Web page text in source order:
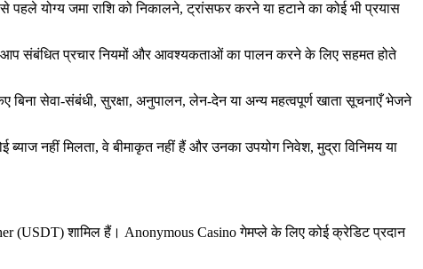
योग्य जमा राशि को निकालने, ट्रांसफर करने या हटाने का कोई भी प्रयास
आप संबंधित प्रचार नियमों और आवश्यकताओं का पालन करने के लिए सहमत होते
बिना सेवा-संबंधी, सुरक्षा, अनुपालन, लेन-देन या अन्य महत्वपूर्ण खाता सूचनाएँ भेजने
नहीं मिलता, वे बीमाकृत नहीं हैं और उनका उपयोग निवेश, मुद्रा विनिमय या
(USDT) शामिल हैं। Anonymous Casino गेमप्ले के लिए कोई क्रेडिट प्रदान